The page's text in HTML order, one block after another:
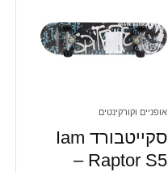
אופניים וקורקינטים
סקייטבורד Iam
Raptor S5 –